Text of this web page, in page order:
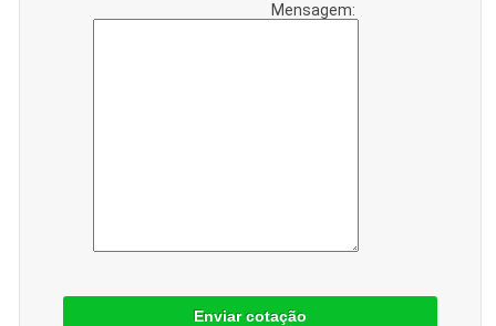
Mensagem:
Enviar cotação